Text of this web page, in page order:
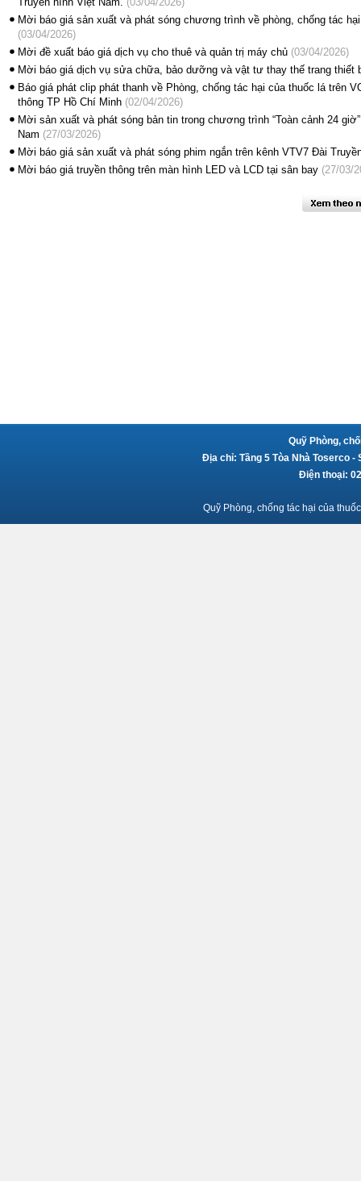
Mời báo giá sản xuất và phát sóng chương trình về phòng, chống tác
(03/04/2026)
Mời đề xuất báo giá dịch vụ cho thuê và quản trị máy chủ (03/04/2026)
Mời báo giá dịch vụ sửa chữa, bảo dưỡng và vật tư thay thế trang thiết
Báo giá phát clip phát thanh về Phòng, chống tác hại của thuốc lá trên
thông TP Hồ Chí Minh (02/04/2026)
Mời sản xuất và phát sóng bản tin trong chương trình “Toàn cảnh 24
Nam (27/03/2026)
Mời báo giá sản xuất và phát sóng phim ngắn trên kênh VTV7 Đài
Mời báo giá truyền thông trên màn hình LED và LCD tại sân bay (27/03/
Quỹ Phòng,
Địa chỉ: Tầng 5 Tòa Nhà Toserco -
Điện thoại:
Quỹ Phòng, chống tác hại của